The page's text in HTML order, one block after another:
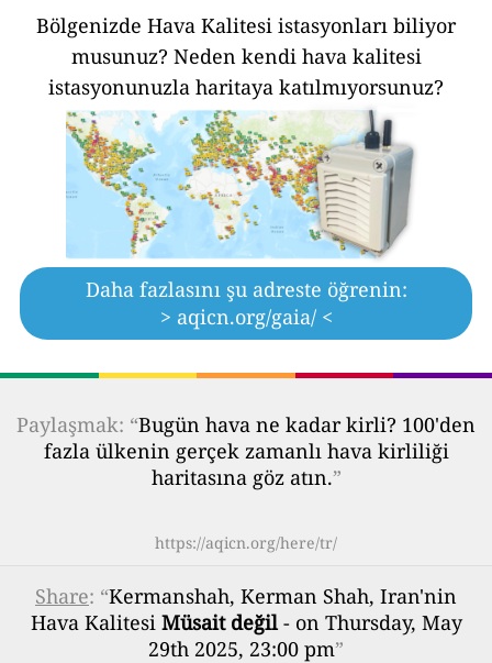
Bölgenizde Hava Kalitesi istasyonları biliyor
musunuz? Neden kendi hava kalitesi
istasyonunuzla haritaya katılmıyorsunuz?
Daha fazlasını şu adreste öğrenin:
> aqicn.org/gaia/ <
Paylaşmak: “Bugün hava ne kadar kirli? 100'den
fazla ülkenin gerçek zamanlı hava kirliliği
haritasına göz atın.”
https://aqicn.org/here/tr/
Share: “Kermanshah, Kerman Shah, Iran'nin
Hava Kalitesi Müsait değil- on Thursday, May
29th 2025, 23:00 pm”